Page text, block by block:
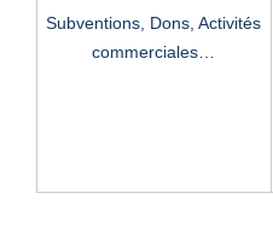
Subventions, Dons,Activités
commerciales…